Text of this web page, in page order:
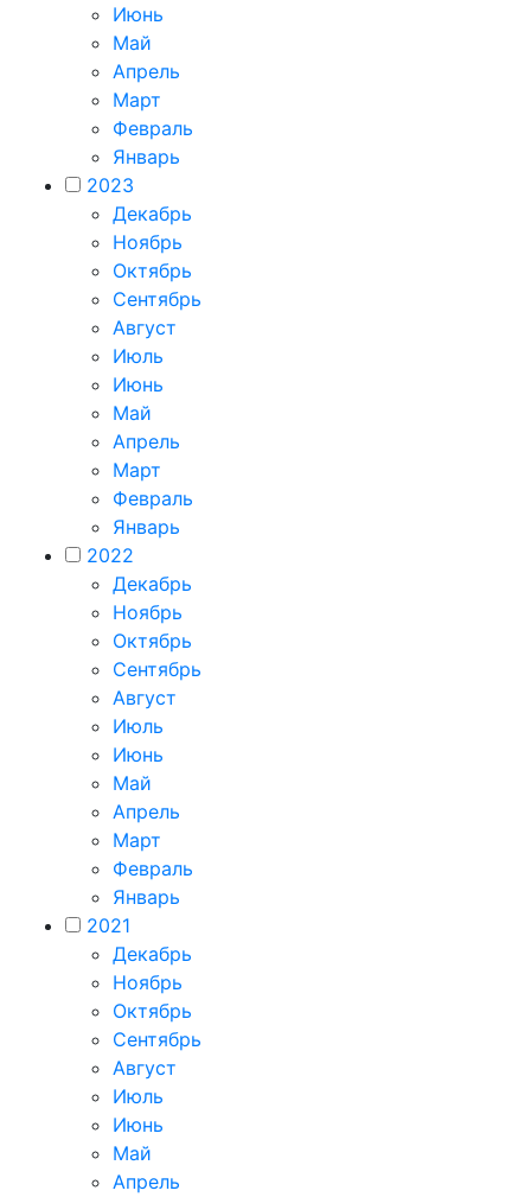
Июнь
Май
Апрель
Март
Февраль
Январь
2023
Декабрь
Ноябрь
Октябрь
Сентябрь
Август
Июль
Июнь
Май
Апрель
Март
Февраль
Январь
2022
Декабрь
Ноябрь
Октябрь
Сентябрь
Август
Июль
Июнь
Май
Апрель
Март
Февраль
Январь
2021
Декабрь
Ноябрь
Октябрь
Сентябрь
Август
Июль
Июнь
Май
Апрель